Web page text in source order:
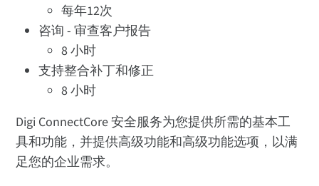
每年12次
咨询 - 审查客户报告
8 小时
支持整合补丁和修正
8 小时
Digi ConnectCore 安全服务为您提供所需的基本工
具和功能，并提供高级功能和高级功能选项，以满
足您的企业需求。